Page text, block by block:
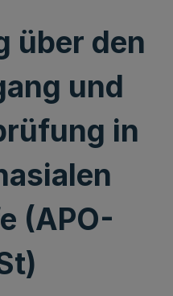
über den
und
in
(APO-